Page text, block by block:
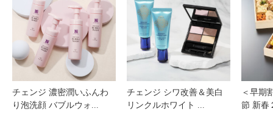
チェンジ 濃密潤いふんわ
り泡洗顔 バブルウォ...
チェンジ シワ改善＆美白
リンクルホワイト ...
＜早期
節 新春